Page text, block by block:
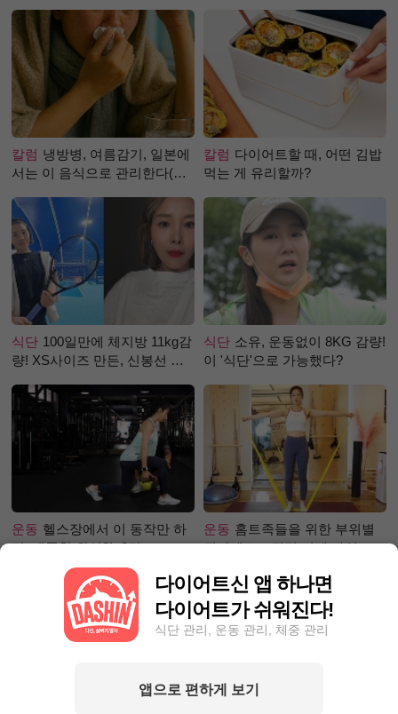
칼럼 냉방병, 여름감기, 일본에
서는 이 음식으로 관리한다(생
칼럼 다이어트할 때, 어떤 김밥
먹는 게 유리할까?
식단 100일만에 체지방 11kg감
량! XS사이즈 만든, 신봉선 식
식단 소유, 운동없이 8KG 감량!
이 '식단'으로 가능했다?
운동 헬스장에서 이 동작만 하
면, 애플힙 완성?! -2탄-
운동 홈트족들을 위한 부위별
필라테스 – 직각 어깨 라인 만
다이어트신 앱 하나면
다이어트가 쉬워진다!
식단 관리, 운동 관리, 체중 관리
앱으로 편하게 보기